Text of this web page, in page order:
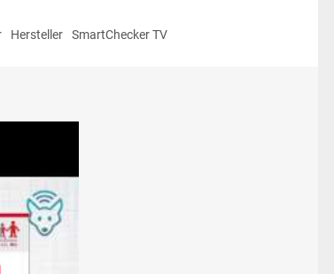
Hersteller SmartChecker TV